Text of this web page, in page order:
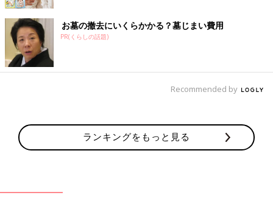
お墓の撤去にいくらかかる？墓じまい費用
PR(くらしの話題)
Recommended by
ランキングをもっと見る